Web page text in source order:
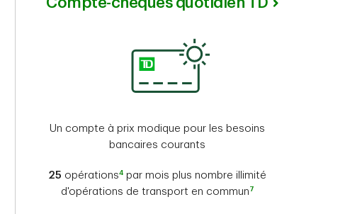
Un compte à prix modique pour les besoins
bancaires courants
25 opérations4 par mois plus nombre illimité
d'opérations de transport en commun 7